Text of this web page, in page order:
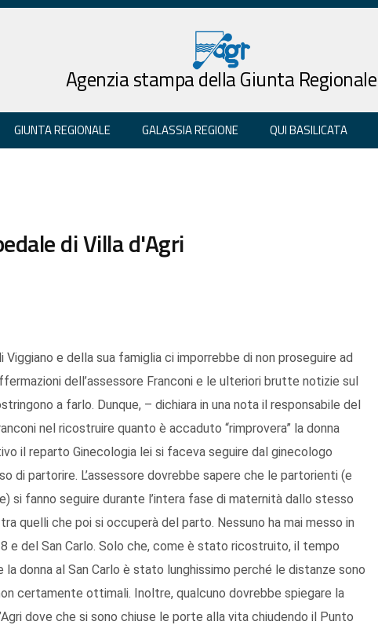
Agenzia stampa della Giunta Regionale
GIUNTA REGIONALE GALASSIA REGIONE QUI BASILICATA
di Villa d'Agri
e della sua famiglia ci imporrebbe di non proseguire ad
dell’assessore Franconi e le ulteriori brutte notizie sul
a farlo. Dunque, – dichiara in una nota il responsabile del
nel ricostruire quanto è accaduto “rimprovera” la donna
il reparto Ginecologia lei si faceva seguire dal ginecologo
di partorire. L’assessore dovrebbe sapere che le partorienti (e
si fanno seguire durante l’intera fase di maternità dallo stesso
quelli che poi si occuperà del parto. Nessuno ha mai messo in
e del San Carlo. Solo che, come è stato ricostruito, il tempo
donna al San Carlo è stato lunghissimo perché le distanze sono
certamente ottimali. Inoltre, qualcuno dovrebbe spiegare la
dove che si sono chiuse le porte alla vita chiudendo il Punto